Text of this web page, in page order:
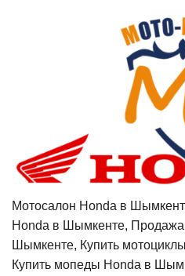
Мотосалон Honda в
Honda в Шымкенте,
Шымкенте, Купить
Купить мопеды Honda в